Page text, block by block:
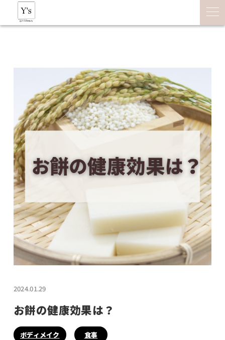
2024.01.29
お餅の健康効果は？
ボディメイク 食事